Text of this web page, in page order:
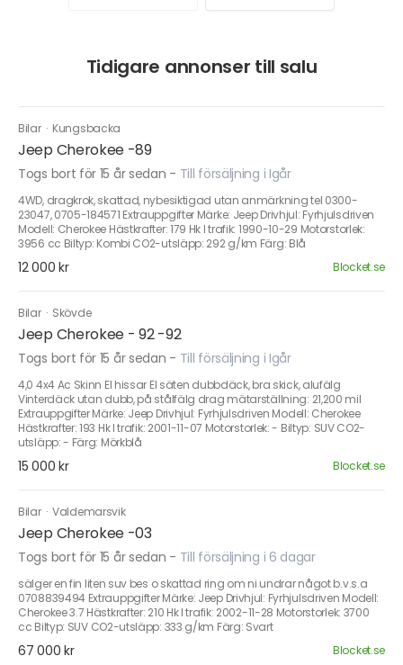
Tidigare annonser till salu
Bilar · Kungsbacka
Jeep Cherokee -89
Togs bort för 15 år sedan - Till försäljning i Igår
4WD, dragkrok, skattad, nybesiktigad utan anmärkning tel 0300-
23047, 0705-184571 Extrauppgifter Märke: Jeep Drivhjul: Fyrhjulsdriven
Modell: Cherokee Hästkrafter: 179 Hk I trafik: 1990-10-29 Motorstorlek:
3956 cc Biltyp: Kombi CO2-utsläpp: 292 g/km Färg: Blå
12 000 kr Blocket.se
Bilar · Skövde
Jeep Cherokee - 92 -92
Togs bort för 15 år sedan - Till försäljning i Igår
4,0 4x4 Ac Skinn El hissar El säten dubbdäck, bra skick, alufälg
Vinterdäck utan dubb, på stålfälg drag mätarställning: 21,200 mil
Extrauppgifter Märke: Jeep Drivhjul: Fyrhjulsdriven Modell: Cherokee
Hästkrafter: 193 Hk I trafik: 2001-11-07 Motorstorlek: - Biltyp: SUV CO2-
utsläpp: - Färg: Mörkblå
15 000 kr Blocket.se
Bilar ·Valdemarsvik
Jeep Cherokee -03
Togs bort för 15 år sedan - Till försäljning i 6 dagar
sälger en fin liten suv bes o skattad ring om ni undrar något b.v.s.a
0708839494 Extrauppgifter Märke: Jeep Drivhjul: Fyrhjulsdriven Modell:
Cherokee 3.7 Hästkrafter: 210 Hk I trafik: 2002-11-28 Motorstorlek: 3700
cc Biltyp: SUV CO2-utsläpp: 333 g/km Färg: Svart
67 000 kr Blocket.se